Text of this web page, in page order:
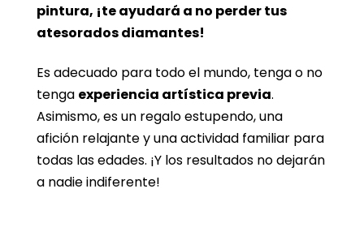
pintura, ¡te ayudará a no perder tus
atesorados diamantes!
Es adecuado para todo el mundo, tenga o no
tenga experiencia artística previa.
Asimismo, es un regalo estupendo, una
afición relajante y una actividad familiar para
todas las edades. ¡Y los resultados no dejarán
a nadie indiferente!